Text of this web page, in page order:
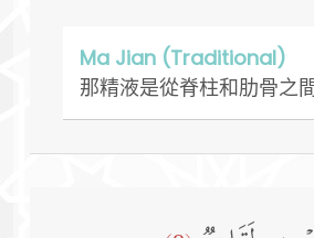
Ma Jian (Traditional)
那精液是從脊柱和肋骨之